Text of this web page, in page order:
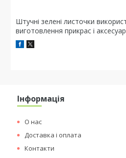
Штучні зелені листочки
виготовлення прикрас і
Інформація
О нас
Доставка і оплата
Контакти